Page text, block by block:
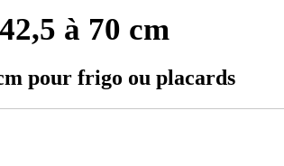
à 70 cm
pour frigo ou placards